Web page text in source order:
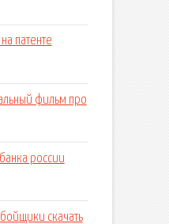
патенте
фильм про
россии
скачать